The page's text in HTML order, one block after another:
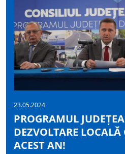
23.05.2024
PROGRAMUL
DEZVOLTARE
ACEST AN!